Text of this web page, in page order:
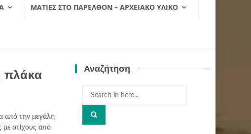
ΜΑΤΙΈΣ ΣΤΟ ΠΑΡΕΛΘΌΝ – ΑΡΧΕΙΑΚΌ ΥΛΙΚΌ
πλάκα
από την μεγάλη
στίχους από
Αναζήτηση
Search